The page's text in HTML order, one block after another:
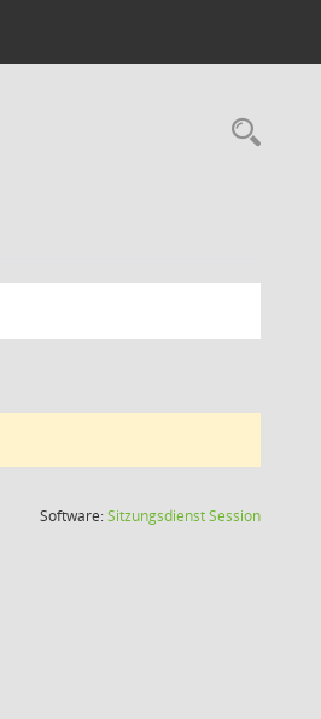
Software:SitzungsdienstSession(Wird in